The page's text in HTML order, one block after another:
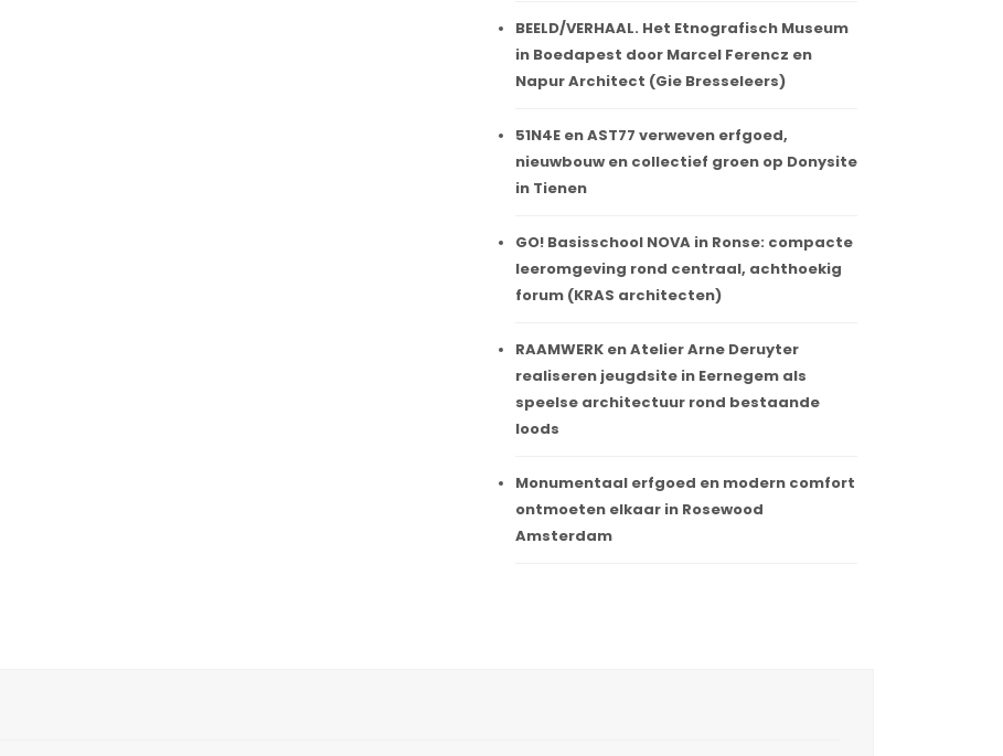
BEELD/VERHAAL. Het Etnografisch Museum
in Boedapest door Marcel Ferencz en
Napur Architect (Gie Bresseleers)
51N4E en AST77 verweven erfgoed,
nieuwbouw en collectief groen op Donysite
in Tienen
GO! Basisschool NOVA in Ronse: compacte
leeromgeving rond centraal, achthoekig
forum (KRAS architecten)
RAAMWERK en Atelier Arne Deruyter
realiseren jeugdsite in Eernegem als
speelse architectuur rond bestaande
loods
Monumentaal erfgoed en modern comfort
ontmoeten elkaar in Rosewood
Amsterdam